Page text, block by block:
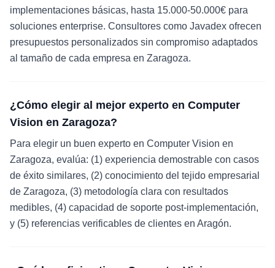
implementaciones básicas, hasta 15.000-50.000€ para
soluciones enterprise. Consultores como Javadex ofrecen
presupuestos personalizados sin compromiso adaptados
al tamaño de cada empresa en Zaragoza.
¿Cómo elegir al mejor experto en Computer
Vision en Zaragoza?
Para elegir un buen experto en Computer Vision en
Zaragoza, evalúa: (1) experiencia demostrable con casos
de éxito similares, (2) conocimiento del tejido empresarial
de Zaragoza, (3) metodología clara con resultados
medibles, (4) capacidad de soporte post-implementación,
y (5) referencias verificables de clientes en Aragón.